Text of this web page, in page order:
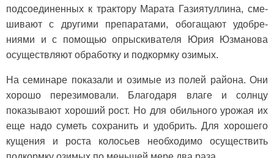
подсоединенных к трактору Марата Газиятуллина, сме­
шивают с другими препа­ратами, обогащают удобре­
ниями и с помощью опры­скивателя Юрия Юзманова
осуществляют обработку и подкормку озимых.
На семинаре показали и озимые из полей района. Они
хорошо перезимовали. Благодаря влаге и солнцу
показывают хороший рост. Но для обильного урожая их
еще надо суметь сохранить и удобрить. Для хорошего
кущения и роста колосьев необходимо осуществить